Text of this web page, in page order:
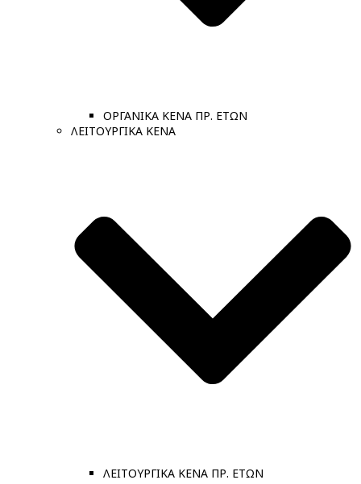
ΟΡΓΑΝΙΚΑ ΚΕΝΑ ΠΡ. ΕΤΩΝ
ΛΕΙΤΟΥΡΓΙΚΑ ΚΕΝΑ
ΛΕΙΤΟΥΡΓΙΚΑ ΚΕΝΑ ΠΡ. ΕΤΩΝ